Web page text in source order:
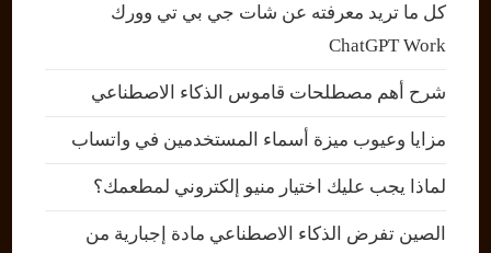
كل ما تريد معرفته عن شات جي بي تي وورك
ChatGPT Work
شرح أهم مصطلحات قاموس الذكاء الاصطناعي
مزايا وعيوب ميزة أسماء المستخدمين في واتساب
لماذا يجب عليك اختيار منيو إلكتروني لمطعمك؟
الصين تفرض الذكاء الاصطناعي مادة إجبارية من